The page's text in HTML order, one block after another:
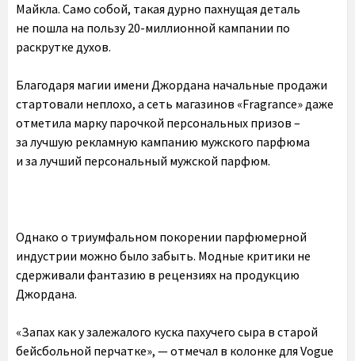
Майкла. Само собой, такая дурно пахнущая деталь
не пошла на пользу 20-миллионной кампании по
раскрутке духов.
Благодаря магии имени Джордана начальные продажи
стартовали неплохо, а сеть магазинов «Fragrance» даже
отметила марку парочкой персональных призов –
за лучшую рекламную кампанию мужского парфюма
и за лучший персональный мужской парфюм.
Однако о триумфальном покорении парфюмерной
индустрии можно было забыть. Модные критики не
сдерживали фантазию в рецензиях на продукцию
Джордана.
«Запах как у залежалого куска пахучего сыра в старой
бейсбольной перчатке», — отмечал в колонке для Vogue